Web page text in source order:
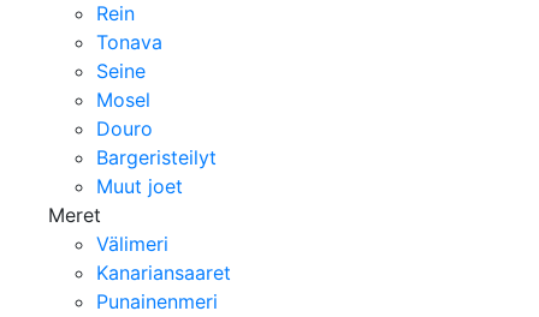
Rein
Tonava
Seine
Mosel
Douro
Bargeristeilyt
Muut joet
Meret
Välimeri
Kanariansaaret
Punainenmeri